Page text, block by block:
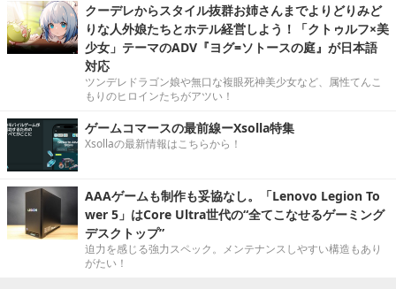
クーデレからスタイル抜群お姉さんまでよりどりみど
りな人外娘たちとホテル経営しよう！「クトゥルフ×美
少女」テーマのADV『ヨグ=ソトースの庭』が日本語
対応
ツンデレドラゴン娘や無口な複眼死神美少女など、属性てんこ
もりのヒロインたちがアツい！
ゲームコマースの最前線ーXsolla特集
Xsollaの最新情報はこちらから！
AAAゲームも制作も妥協なし。「Lenovo Legion To
wer 5」はCore Ultra世代の“全てこなせるゲーミング
デスクトップ”
迫力を感じる強力スペック。メンテナンスしやすい構造もあり
がたい！